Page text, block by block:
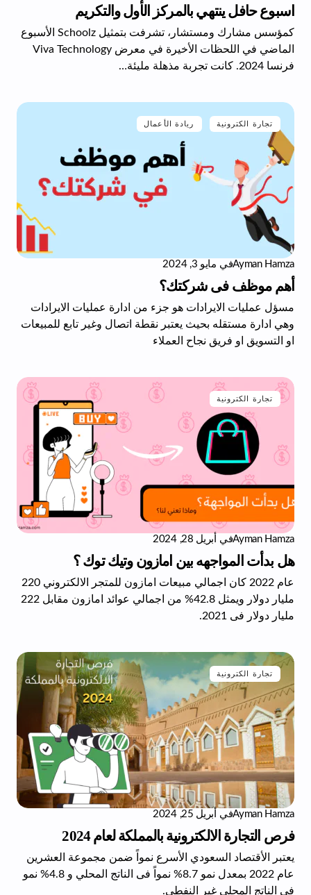
اسبوع حافل ينتهي بالمركز الأول والتكريم
كمؤسس مشارك ومستشار، تشرفت بتمثيل Schoolz الأسبوع
الماضي في اللحظات الأخيرة في معرض Viva Technology
فرنسا 2024. كانت تجربة مذهلة مليئة…
تجارة الكترونية ريادة الأعمال
Ayman Hamzaفي مايو 3, 2024
أهم موظف فى شركتك؟
مسؤل عمليات الايرادات هو جزء من ادارة عمليات الايرادات
وهي ادارة مستقله بحيث يعتبر نقطة اتصال وغير تابع للمبيعات
او التسويق او فريق نجاح العملاء
تجارة الكترونية
Ayman Hamzaفي أبريل 28, 2024
هل بدأت المواجهه بين امازون وتيك توك ؟
عام 2022 كان اجمالي مبيعات امازون للمتجر الالكتروني 220
مليار دولار ويمثل 42.8% من اجمالي عوائد امازون مقابل 222
مليار دولار فى 2021.
تجارة الكترونية
Ayman Hamzaفي أبريل 25, 2024
فرص التجارة الالكترونية بالمملكة لعام 2024
يعتبر الأقتصاد السعودي الأسرع نمواً ضمن مجموعة العشرين
عام 2022 بمعدل نمو 8.7% نمواً فى الناتج المحلي و 4.8% نمو
فى الناتج المحلي غير النفطي.